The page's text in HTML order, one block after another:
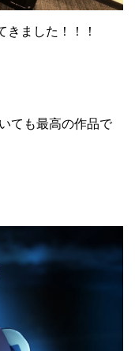
ました！！！
ても最高の作品で